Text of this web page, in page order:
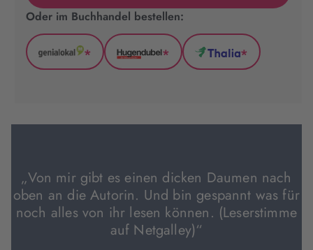
Oder im Buchhandel bestellen:
GenialLokal
Tab
*
Hugendubel
Tab
*
Thalia
Tab
*
„Von mir gibt es einen dicken Daumen nach
oben an die Autorin. Und bin gespannt was für
noch alles von ihr lesen können. (Leserstimme
auf Netgalley)“